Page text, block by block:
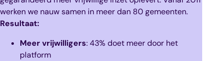
werken we nauw samen in meer dan 80 gemeenten.
Resultaat:
Meer vrijwilligers: 43% doet meer door het
platform